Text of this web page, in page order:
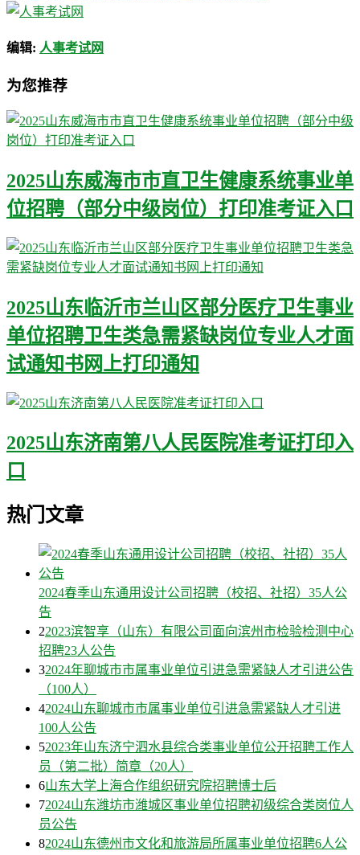
编辑: 人事考试网
为您推荐
2025山东威海市市直卫生健康系统事业单
位招聘（部分中级岗位）打印准考证入口
2025山东临沂市兰山区部分医疗卫生事业
单位招聘卫生类急需紧缺岗位专业人才面
试通知书网上打印通知
2025山东济南第八人民医院准考证打印入
口
热门文章
2024春季山东通用设计公司招聘（校招、社招）35人公
告
22023滨智享（山东）有限公司面向滨州市检验检测中心
招聘23人公告
32024年聊城市市属事业单位引进急需紧缺人才引进公告
（100人）
42024山东聊城市市属事业单位引进急需紧缺人才引进
100人公告
52023年山东济宁泗水县综合类事业单位公开招聘工作人
员（第二批）简章（20人）
6山东大学上海合作组织研究院招聘博士后
72024山东潍坊市潍城区事业单位招聘初级综合类岗位人
员公告
82024山东德州市文化和旅游局所属事业单位招聘6人公